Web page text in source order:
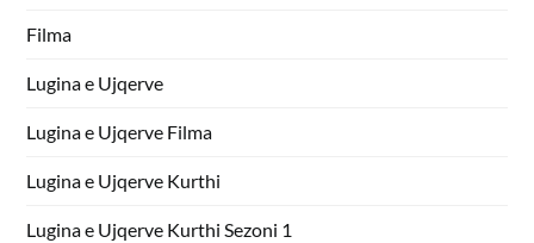
Filma
Lugina e Ujqerve
Lugina e Ujqerve Filma
Lugina e Ujqerve Kurthi
Lugina e Ujqerve Kurthi Sezoni 1